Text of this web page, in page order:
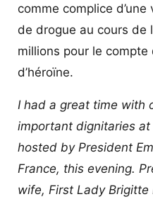
comme complice
de drogue au cours de
millions pour le compte
d’héroïne.
I had a great time with
important dignitaries
hosted by President
France, this evening.
wife, First Lady